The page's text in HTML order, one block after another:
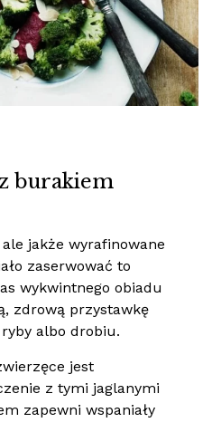
burakiem
jakże wyrafinowane
zaserwować to
wykwintnego obiadu
zdrową przystawkę
albo drobiu.
jest
z tymi jaglanymi
zapewni wspaniały